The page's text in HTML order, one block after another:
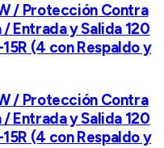
/ Protección Contra
Entrada y Salida 120
(4 con Respaldo y
/ Protección Contra
Entrada y Salida 120
(4 con Respaldo y